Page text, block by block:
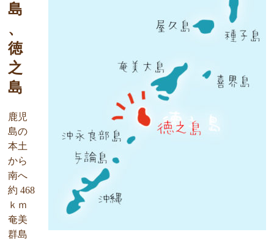
島
、
徳
之
島
鹿児
島の
本土
から
南へ
約 468
ｋｍ
奄美
群島